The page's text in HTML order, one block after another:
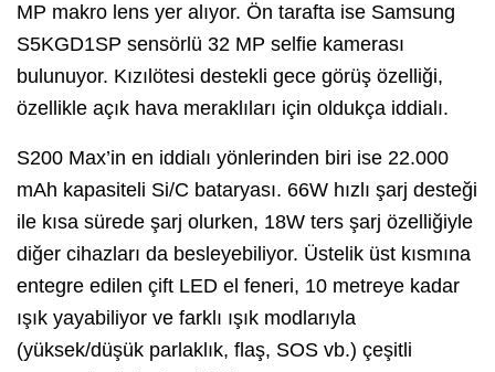
MP makro lens yer alıyor. Ön tarafta ise Samsung
S5KGD1SP sensörlü 32 MP selfie kamerası
bulunuyor. Kızılötesi destekli gece görüş özelliği,
özellikle açık hava meraklıları için oldukça iddialı.
S200 Max’in en iddialı yönlerinden biri ise 22.000
mAh kapasiteli Si/C bataryası. 66W hızlı şarj desteği
ile kısa sürede şarj olurken, 18W ters şarj özelliğiyle
diğer cihazları da besleyebiliyor. Üstelik üst kısmına
entegre edilen çift LED el feneri, 10 metreye kadar
ışık yayabiliyor ve farklı ışık modlarıyla
(yüksek/düşük parlaklık, flaş, SOS vb.) çeşitli